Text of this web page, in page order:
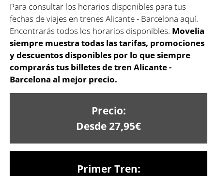
Para consultar los horarios disponibles para tus
fechas de viajes en trenes Alicante - Barcelona aquí.
Encontrarás todos los horarios disponibles. Movelia
siempre muestra todas las tarifas, promociones
y descuentos disponibles por lo que siempre
comprarás tus billetes de tren Alicante -
Barcelona al mejor precio.
Precio:
Desde 27,95€
Primer Tren: